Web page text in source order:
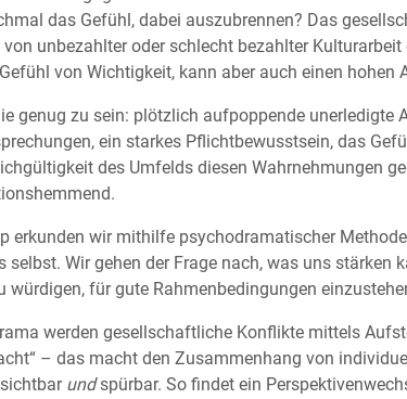
das Gefühl, dabei auszubrennen? Das
unbezahlter oder schlecht bezahlter
von Wichtigkeit, kann aber auch einen hohen
genug zu sein: plötzlich aufpoppende unerledigte
ein starkes Pflichtbewusstsein, das
des Umfelds diesen Wahrnehmungen
erkunden wir mithilfe psychodramatischer
selbst. Wir gehen der Frage nach, was uns stärken
würdigen, für gute Rahmenbedingungen
werden gesellschaftliche Konflikte mittels
– das macht den Zusammenhang von
undspürbar. So findet ein